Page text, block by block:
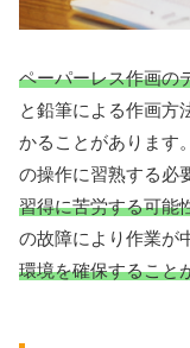
ペーパーレス作画の
と鉛筆による作画方
かることがあります
の操作に習熟する必
習得に苦労する可能
の故障により作業が
環境を確保すること